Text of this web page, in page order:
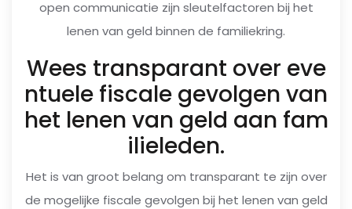
open communicatie zijn sleutelfactoren bij het
lenen van geld binnen de familiekring.
Wees transparant over eve
ntuele fiscale gevolgen van
het lenen van geld aan fam
ilieleden.
Het is van groot belang om transparant te zijn over
de mogelijke fiscale gevolgen bij het lenen van geld